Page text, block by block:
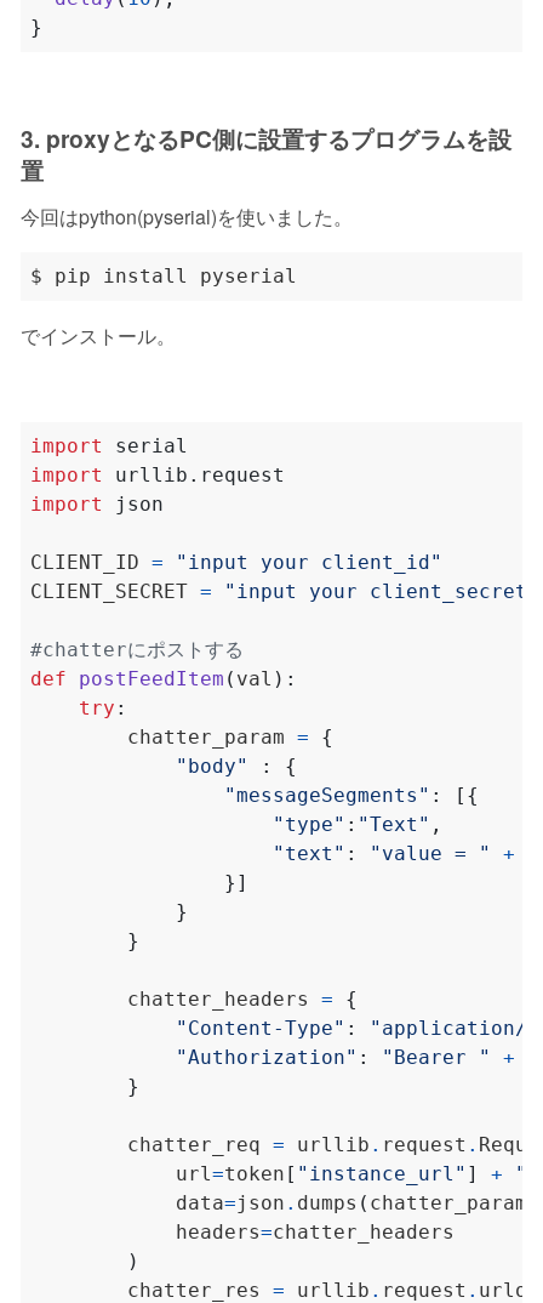
}
3. proxyとなるPC側に設置するプログラムを設
置
今回はpython(pyserial)を使いました。
でインストール。
import
serial
import
urllib.request
import
json
CLIENT_ID =
"input your client_id"
CLIENT_SECRET = "input your client_secret"
#chatterにポストする
def
postFeedItem ( val ):
try :
        chatter_param
=
{
"body"
:
{
"messageSegments" :
[{
"type" : "Text" ,
"text" : "value = " +
}]
}
}
        chatter_headers
=
{
"Content-Type" :
"application/
"Authorization" : "Bearer " +
}
        chatter_req
= urllib . request .
            url
=token [ "instance_url" ] +
"/
            data
=json . dumps ( chatter_param
            headers
=
)
        chatter_res
= urllib . request .